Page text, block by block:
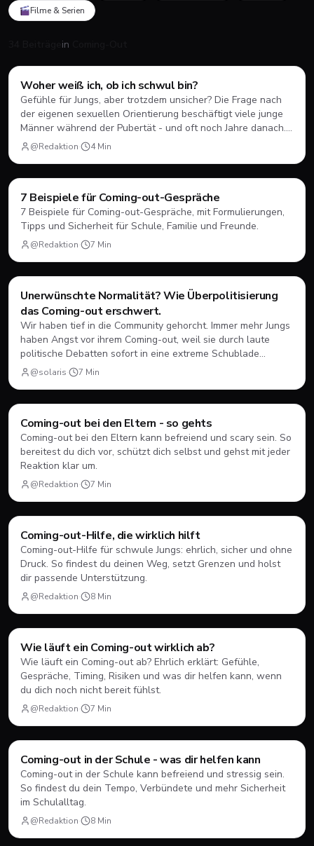
Filme & Serien
in
Coming-Out
Woher weiß ich, ob ich schwul bin?
Gefühle für Jungs, aber trotzdem unsicher? Die Frage nach
der eigenen sexuellen Orientierung beschäftigt viele junge
Männer während der Pubertät - und oft noch Jahre danach.
Hier erfährst du, was dahintersteckt und wie du damit
umgehen kannst.
@Redaktion· 4Min
Coming-Out
7 Beispiele für Coming-out-Gespräche
7 Beispiele für Coming-out-Gespräche, mit Formulierungen,
Tipps und Sicherheit für Schule, Familie und Freunde.
@Redaktion· 7 Min
Coming-Out
Unerwünschte Normalität? Wie Überpolitisierung
das Coming-out erschwert.
Wir haben tief in die Community gehorcht. Immer mehr Jungs
haben Angst vor ihrem Coming-out, weil sie durch laute
politische Debatten sofort in eine extreme Schublade
gesteckt werden. Hier lest ihr, warum die ständige
Überpolitisierung oft eher schadet als nützt und warum
@solaris· 7 Min
Coming-Out
Coming-out bei den Eltern - so gehts
Coming-out bei den Eltern kann befreiend und scary sein. So
bereitest du dich vor, schützt dich selbst und gehst mit jeder
Reaktion klar um.
@Redaktion· 7 Min
Coming-Out
Coming-out-Hilfe, die wirklich hilft
Coming-out-Hilfe für schwule Jungs: ehrlich, sicher und ohne
Druck. So findest du deinen Weg, setzt Grenzen und holst
dir passende Unterstützung.
@Redaktion· 8 Min
Coming-Out
Wie läuft ein Coming-out wirklich ab?
Wie läuft ein Coming-out ab? Ehrlich erklärt: Gefühle,
Gespräche, Timing, Risiken und was dir helfen kann, wenn
du dich noch nicht bereit fühlst.
@Redaktion· 7 Min
Coming-Out
Coming-out in der Schule - was dir helfen kann
Coming-out in der Schule kann befreiend und stressig sein.
So findest du dein Tempo, Verbündete und mehr Sicherheit
im Schulalltag.
@Redaktion· 8 Min